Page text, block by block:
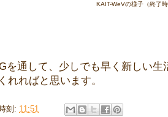
KAIT-WeVの様子（終了
を通して、少しでも早く新しい
れればと思います。
刻: 11:51